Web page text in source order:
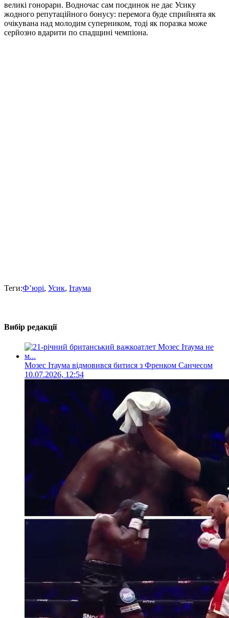
великі гонорари. Водночас сам поєдинок не дає Усику
жодного репутаційного бонусу: перемога буде сприйнята як
очікувана над молодим суперником, тоді як поразка може
серйозно вдарити по спадщині чемпіона.
Теги:Ф’юрі, Усик, Ітаума
Вибір редакції
Мозес Ітаума відмовився битися з Френком Санчесом
10.07.2026, 12:54